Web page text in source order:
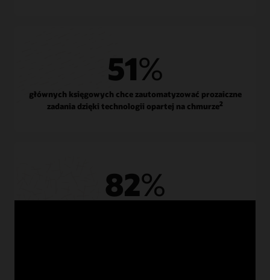
51%
głównych księgowych chce zautomatyzować prozaiczne
zadania dzięki technologii opartej na chmurze2
82%